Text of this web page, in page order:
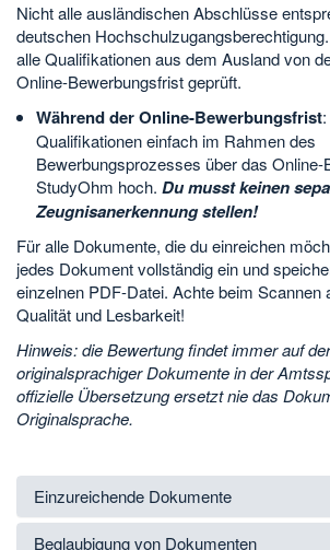
Nicht alle ausländischen Abschlüsse
deutschen
alle Qualifikationen aus dem Ausland von
Online-Bewerbungsfrist geprüft.
Während der Online-Bewerbungsfrist
Qualifikationen einfach im Rahmen des
Bewerbungsprozesses über das Online-
StudyOhm hoch. Du musst keinen
Zeugnisanerkennung stellen!
Für alle Dokumente, die du einreichen
jedes Dokument vollständig ein und
einzelnen PDF-Datei. Achte beim Scannen
Qualität und Lesbarkeit!
Hinweis: die Bewertung findet immer auf
originalsprachiger Dokumente in der
offizielle Übersetzung ersetzt nie das
Originalsprache.
Einzureichende Dokumente
Beglaubigung von Dokumenten